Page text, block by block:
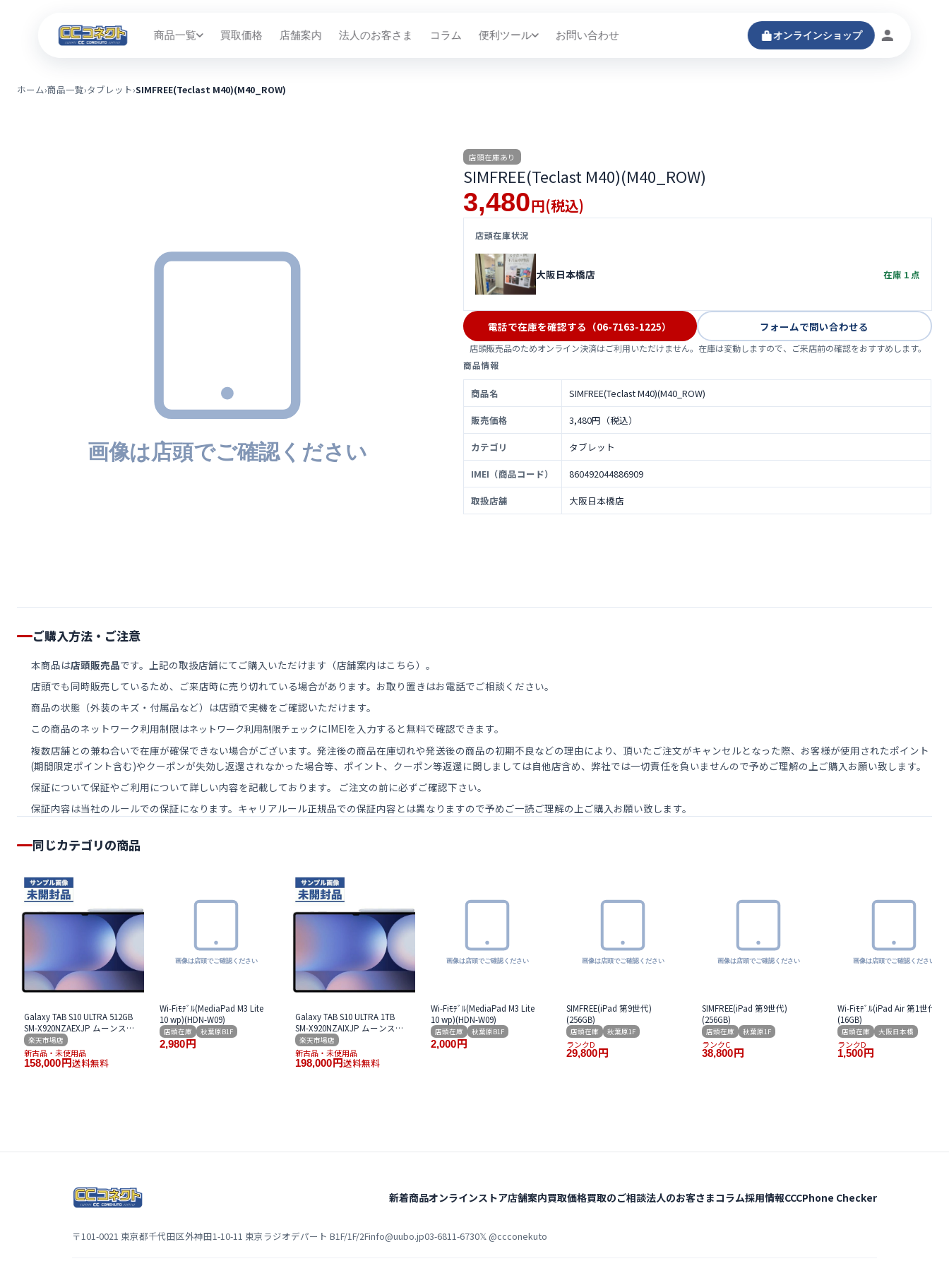
商品一覧 買取価格 店舗案内 法人のお客さま コラム 便利ツール お問い合わせ オンラインショップ
ログインする
ホーム›商品一覧›タブレット›SIMFREE(Teclast M40)(M40_ROW)
店頭在庫あり
SIMFREE(Teclast M40)(M40_ROW)
3,480 円 (税込)
店頭在庫状況
大阪日本橋店 在庫 1 点
電話で在庫を確認する（06-7163-1225） フォームで問い合わせる
店頭販売品のためオンライン決済はご利用いただけません。在庫は変動しますので、ご来店前の確認をおすすめします。
商品情報
商品名
SIMFREE(Teclast M40)(M40_ROW)
販売価格
3,480円（税込）
カテゴリ
タブレット
IMEI（商品コード）
860492044886909
取扱店舗
大阪日本橋店
ご購入方法・ご注意
本商品は店頭販売品です。上記の取扱店舗にてご購入いただけます（店舗案内はこちら）。
店頭でも同時販売しているため、ご来店時に売り切れている場合があります。お取り置きはお電話でご相談ください。
商品の状態（外装のキズ・付属品など）は店頭で実機をご確認いただけます。
この商品のネットワーク利用制限はネットワーク利用制限チェックにIMEIを入力すると無料で確認できます。
複数店舗との兼ね合いで在庫が確保できない場合がございます。発注後の商品在庫切れや発送後の商品の初期不良などの理由により、頂いたご注文がキャンセルとなった際、お客様が使用されたポイント
(期間限定ポイント含む)やクーポンが失効し返還されなかった場合等、ポイント、クーポン等返還に関しましては自他店含め、弊社では一切責任を負いませんので予めご理解の上ご購入お願い致します。
保証について保証やご利用について詳しい内容を記載しております。 ご注文の前に必ずご確認下さい。
保証内容は当社のルールでの保証になります。キャリアルール正規品での保証内容とは異なりますので予めご一読ご理解の上ご購入お願い致します。
同じカテゴリの商品
Galaxy TAB S10 ULTRA 512GB
SM-X920NZAEXJP ムーンスト
ーングレー Wi-Fi版
楽天市場店
新古品・未使用品
158,000 円送料無料
Wi-Fiﾓﾃﾞﾙ(MediaPad M3 Lite
10 wp)(HDN-W09)
店頭在庫 秋葉原B1F
2,980 円
Galaxy TAB S10 ULTRA 1TB
SM-X920NZAIXJP ムーンスト
ーングレー Wi-Fi版
楽天市場店
新古品・未使用品
198,000 円送料無料
Wi-Fiﾓﾃﾞﾙ(MediaPad M3 Lite
10 wp)(HDN-W09)
店頭在庫 秋葉原B1F
2,000 円
SIMFREE(iPad 第9世代)
(256GB)
店頭在庫 秋葉原1F
ランクD
29,800 円
SIMFREE(iPad 第9世代)
(256GB)
店頭在庫 秋葉原1F
ランクC
38,800 円
Wi-Fiﾓﾃﾞﾙ(iPad Air 第1世代)
(16GB)
店頭在庫 大阪日本橋
ランクD
1,500 円
新着商品オンラインストア店舗案内買取価格買取のご相談法人のお客さまコラム採用情報CCCPhone Checker
〒101-0021 東京都千代田区外神田1-10-11 東京ラジオデパート B1F/1F/2Finfo@uubo.jp03-6811-6730𝕏 @ccconekuto